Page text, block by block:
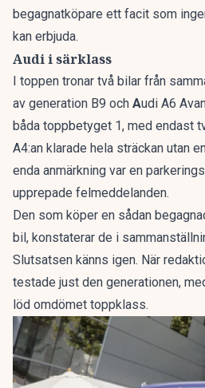
begagnatköpare ett facit som
kan erbjuda.
Audi i särklass
I toppen tronar två bilar från
av generation B9 och Audi A6
båda toppbetyget 1, med endast
A4:an klarade hela sträckan utan
enda anmärkning var en
upprepade felmeddelanden.
Den som köper en sådan
bil, konstaterar de i
Slutsatsen känns igen. När
testade just den generationen,
löd omdömet toppklass.